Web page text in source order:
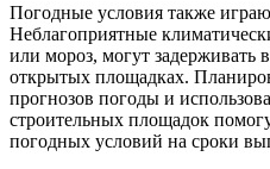
Погодные условия также
Неблагоприятные
или мороз, могут задерживать
открытых площадках.
прогнозов погоды и
строительных площадок
погодных условий на сроки